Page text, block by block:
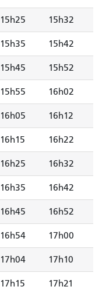
15h25 15h32
15h35 15h42
15h45 15h52
15h55 16h02
16h05 16h12
16h15 16h22
16h25 16h32
16h35 16h42
16h45 16h52
16h54 17h00
17h04 17h10
17h15 17h21